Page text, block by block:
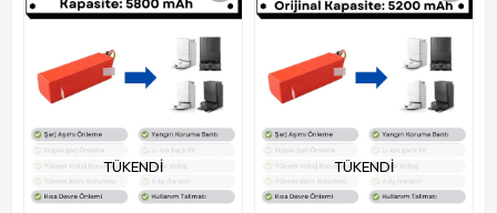
TÜKENDI TÜKENDI